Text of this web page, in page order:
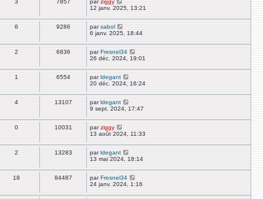
3 7857 parziggy
12 janv. 2025, 13:21
6 9286 parsabol
6 janv. 2025, 18:44
2 6836 parFresnel34
26 déc. 2024, 19:01
1 6554 parldegant
20 déc. 2024, 16:24
4 13107 parldegant
9 sept. 2024, 17:47
0 10031 parziggy
13 août 2024, 11:33
2 13283 parldegant
13 mai 2024, 18:14
18 84487 parFresnel34
24 janv. 2024, 1:16